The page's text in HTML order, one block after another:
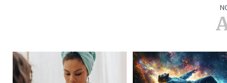
à
mes
favoris
à
mes
favoris